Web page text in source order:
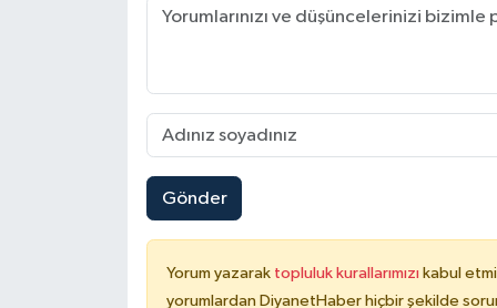
Gönder
Yorum yazarak topluluk kurallarımızı kabul
yorumlardan DiyanetHaber hiçbir şekilde
Kayseri Müftülüğü
Kırıkkale Müftülüğü
Kırklareli Müftülüğü
Kırşehir Müftülüğü
Kocaeli Müftülüğü